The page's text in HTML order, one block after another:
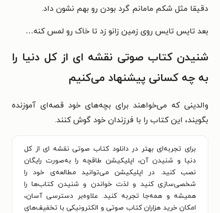
دقیقا مثل شکم مامانم گرد بودن رو بهم نشون داد.
بعد تایس تایس روی زمین زانو زد تا خاک رو لمس کنه…
شنیدن کتاب صوتی نقشه ای از کل دنیا را
به چه کسانی پیشنهاد می‌کنیم
والدینی که می‌خواهند برای بچه‌های خود قصه‌ای آموزنده
بگویند، این کتاب را با فرزندان خود گوش کنند.
برای تجربه‌ای بهتر در دانلود کتاب صوتی نقشه ای از کل
دنیا و شنیدن آن، اپلیکیشن طاقچه را به‌صورت رایگان
نصب کنید. در اپلیکیشن می‌توانید مطالعه‌ی خود را
شخصی‌سازی کنید و لذت خواندن و شنیدن کتاب‌ها را
همیشه و همه‌جا تجربه کنید. علاوه‌بر دسترسی آسان،
امکان خرید هزاران کتاب صوتی و الکترونیکی با تخفیف‌های